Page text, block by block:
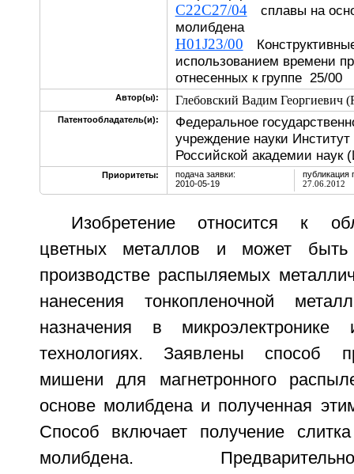
C22C27/04сплавы на
молибдена
H01J23/00
использованием времени
отнесенных к группе 25/00
Автор(ы): Глебовский Вадим Георгиевич
Патентообладатель(и):
Федеральное
учреждение науки
Российской академии
Приоритеты:
подача заявки:
2010-05-19
публикация
27.06.2012
Изобретение относится к
цветных металлов и может быть
производстве распыляемых
нанесения тонкопленочной
назначения в
технологиях. Заявлены способ
мишени для магнетронного
основе молибдена и полученная
Способ включает получение
молибдена.